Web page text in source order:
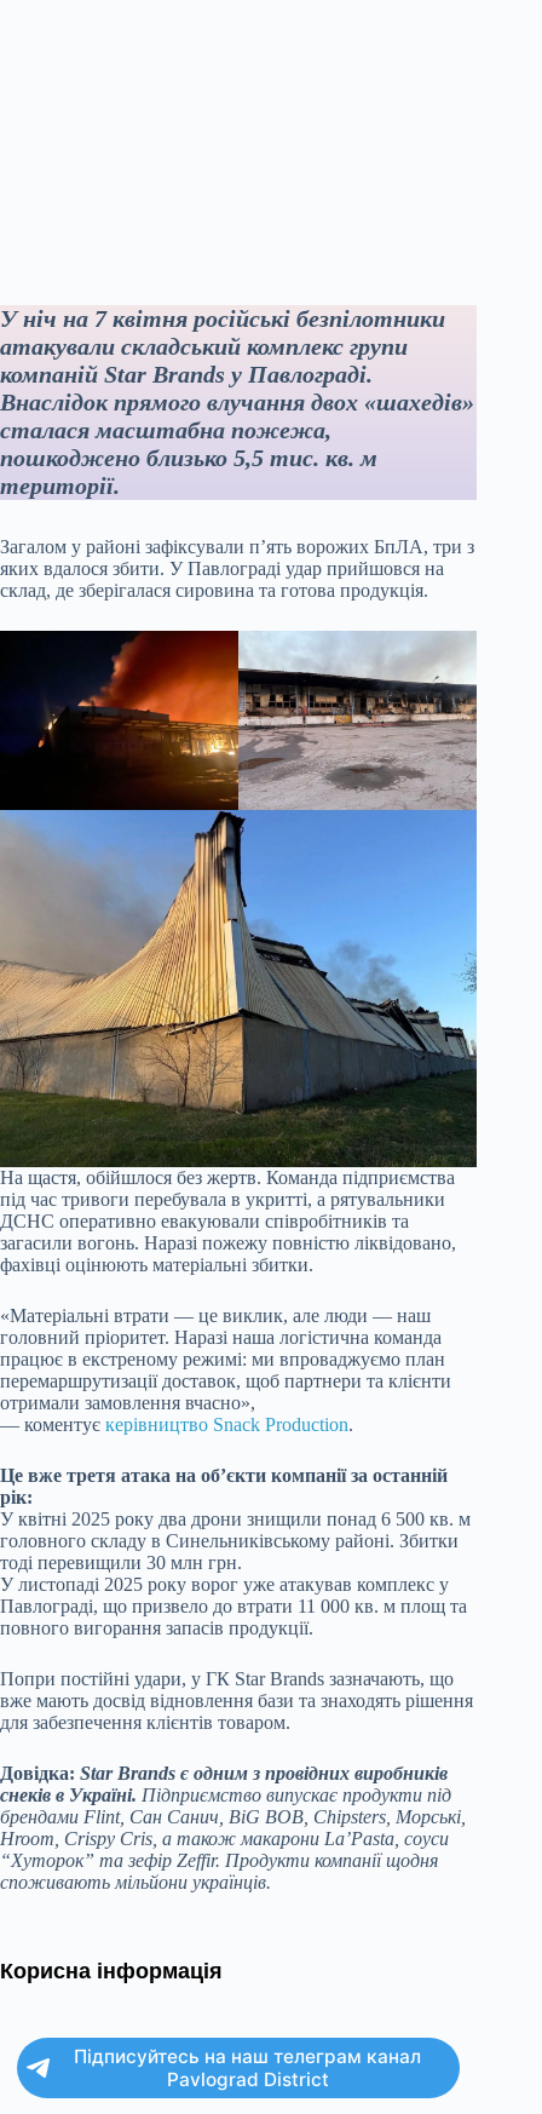
У ніч на 7 квітня російські безпілотники
атакували складський комплекс групи
компаній Star Brands у Павлограді.
Внаслідок прямого влучання двох «шахедів»
сталася масштабна пожежа,
пошкоджено близько 5,5 тис. кв. м
території.
Загалом у районі зафіксували п’ять ворожих БпЛА, три з
яких вдалося збити. У Павлограді удар прийшовся на
склад, де зберігалася сировина та готова продукція.
На щастя, обійшлося без жертв. Команда підприємства
під час тривоги перебувала в укритті, а рятувальники
ДСНС оперативно евакуювали співробітників та
загасили вогонь. Наразі пожежу повністю ліквідовано,
фахівці оцінюють матеріальні збитки.
«Матеріальні втрати — це виклик, але люди — наш
головний пріоритет. Наразі наша логістична команда
працює в екстреному режимі: ми впроваджуємо план
перемаршрутизації доставок, щоб партнери та клієнти
отримали замовлення вчасно»,
— коментує керівництво Snack Production.
Це вже третя атака на об’єкти компанії за останній
рік:
У квітні 2025 року два дрони знищили понад 6 500 кв. м
головного складу в Синельниківському районі. Збитки
тоді перевищили 30 млн грн.
У листопаді 2025 року ворог уже атакував комплекс у
Павлограді, що призвело до втрати 11 000 кв. м площ та
повного вигорання запасів продукції.
Попри постійні удари, у ГК Star Brands зазначають, що
вже мають досвід відновлення бази та знаходять рішення
для забезпечення клієнтів товаром.
Довідка: Star Brands є одним з провідних виробників
снеків в Україні. Підприємство випускає продукти під
брендами Flint, Сан Санич, BiG BOB, Chipsters, Морські,
Hroom, Crispy Cris, а також макарони La’Pasta, соуси
“Хуторок” та зефір Zeffir. Продукти компанії щодня
споживають мільйони українців.
Корисна інформація
Підписуйтесь на наш телеграм канал
Pavlograd District